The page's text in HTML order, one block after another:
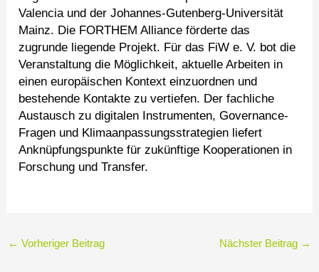
Valencia und der Johannes-Gutenberg-Universität
Mainz. Die FORTHEM Alliance förderte das
zugrunde liegende Projekt. Für das FiW e. V. bot die
Veranstaltung die Möglichkeit, aktuelle Arbeiten in
einen europäischen Kontext einzuordnen und
bestehende Kontakte zu vertiefen. Der fachliche
Austausch zu digitalen Instrumenten, Governance-
Fragen und Klimaanpassungsstrategien liefert
Anknüpfungspunkte für zukünftige Kooperationen in
Forschung und Transfer.
← Vorheriger Beitrag Nächster Beitrag →